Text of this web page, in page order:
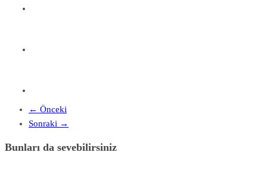
← Önceki
Sonraki →
Bunları da sevebilirsiniz